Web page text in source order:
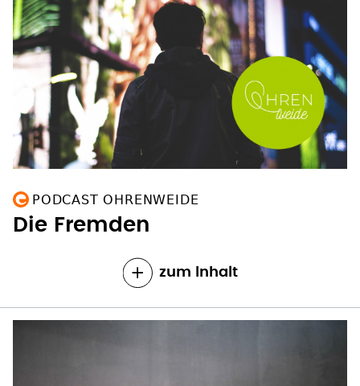
PODCAST OHRENWEIDE
Die Fremden
zum Inhalt